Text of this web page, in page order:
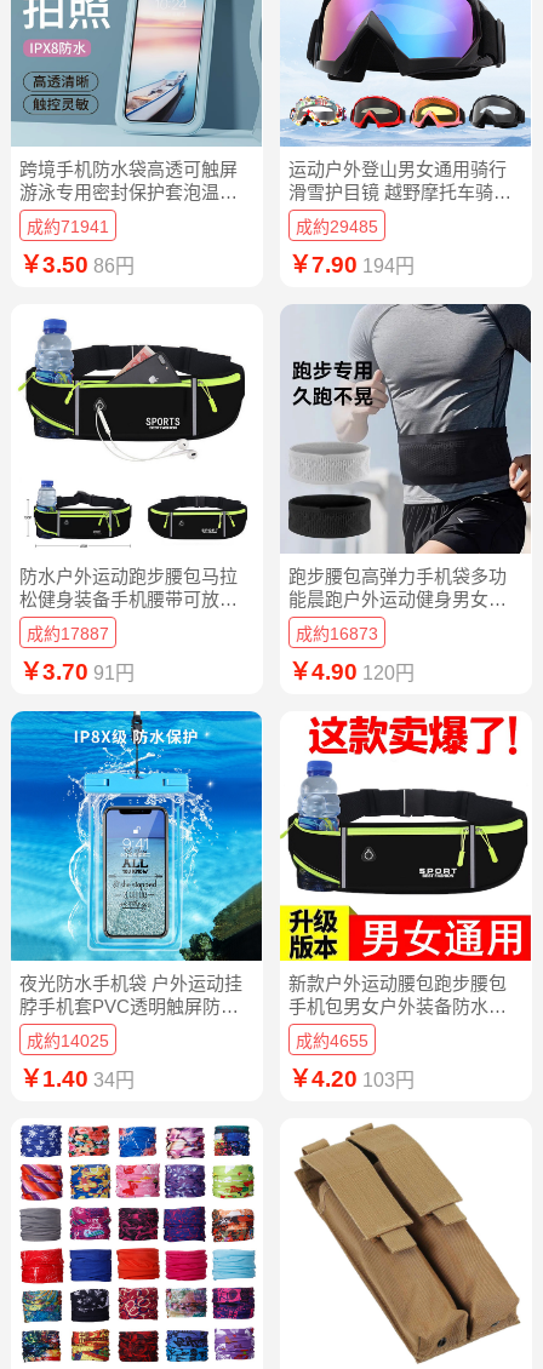
跨境手机防水袋高透可触屏
游泳专用密封保护套泡温泉
漂流潜水拍照
成約71941
￥3.50 86円
运动户外登山男女通用骑行
滑雪护目镜 越野摩托车骑行
防风眼镜
成約29485
￥7.90 194円
防水户外运动跑步腰包马拉
松健身装备手机腰带可放置
水壶手机腰包
成約17887
￥3.70 91円
跑步腰包高弹力手机袋多功
能晨跑户外运动健身男女工
地马拉松腰带
成約16873
￥4.90 120円
夜光防水手机袋 户外运动挂
脖手机套PVC透明触屏防水
袋子厂家批发
成約14025
￥1.40 34円
新款户外运动腰包跑步腰包
手机包男女户外装备防水隐
形腰包
成約4655
￥4.20 103円